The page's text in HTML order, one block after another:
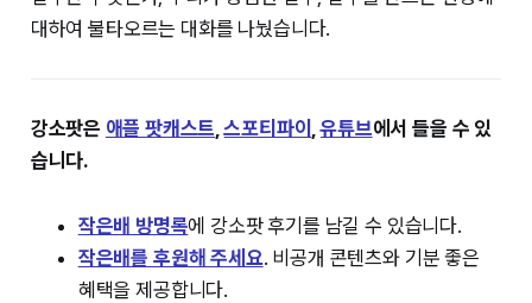
대하여 불타오르는 대화를 나눴습니다.
강소팟은 ⁠⁠애플 팟캐스트⁠⁠ ,⁠⁠스포티파이⁠⁠ ,⁠⁠유튜브⁠⁠에서 들을 수 있
습니다.
작은배 방명록⁠에 강소팟 후기를 남길 수 있습니다.
작은배를 후원해 주세요. 비공개 콘텐츠와 기분 좋은
혜택을 제공합니다.